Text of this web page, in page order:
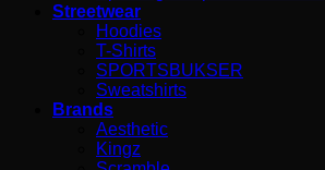
Streetwear
Hoodies
T-Shirts
SPORTSBUKSER
Sweatshirts
Brands
Aesthetic
Kingz